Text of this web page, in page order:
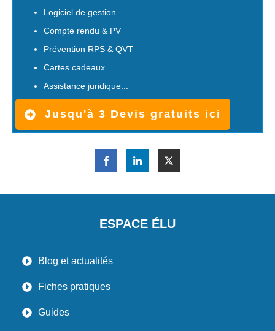
Logiciel de gestion
Compte rendu & PV
Prévention RPS & QVT
Cartes cadeaux
Assistance juridique...
Jusqu'à 3 Devis gratuits ici
ESPACE ÉLU
Blog et actualités
Fiches pratiques
Guides